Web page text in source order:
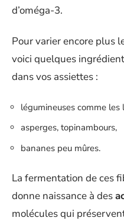
d’oméga-3.
Pour varier encore plus
voici quelques
dans vos assiettes :
légumineuses comme les
asperges, topinambours,
bananes peu mûres.
La fermentation de ces
donne naissance à des
molécules qui